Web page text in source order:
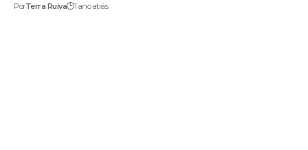
PorTerra Ruiva 1 ano atrás